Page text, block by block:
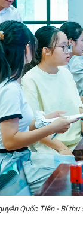
Quốc Tiến - Bí